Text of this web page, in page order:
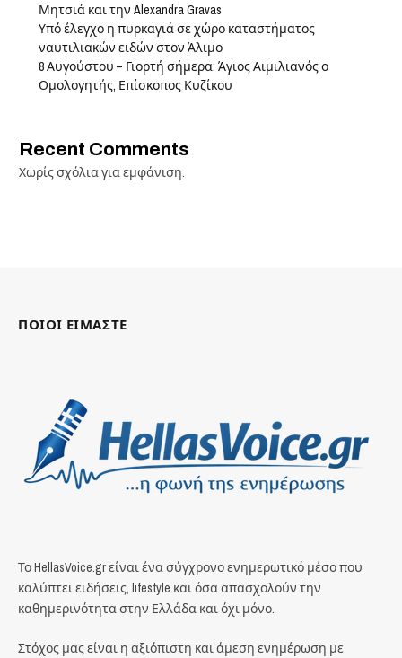
Μητσιά και την Alexandra Gravas
Υπό έλεγχο η πυρκαγιά σε χώρο καταστήματος
ναυτιλιακών ειδών στον Άλιμο
8 Αυγούστου – Γιορτή σήμερα: Άγιος Αιμιλιανός ο
Ομολογητής, Επίσκοπος Κυζίκου
Recent Comments
Χωρίς σχόλια για εμφάνιση.
ΠΟΙΟΙ ΕΙΜΑΣΤΕ
Το HellasVoice.gr είναι ένα σύγχρονο ενημερωτικό μέσο που
καλύπτει ειδήσεις, lifestyle και όσα απασχολούν την
καθημερινότητα στην Ελλάδα και όχι μόνο.
Στόχος μας είναι η αξιόπιστη και άμεση ενημέρωση με